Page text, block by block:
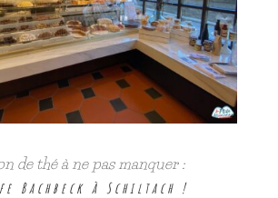
de thé à ne pas manquer :
Bachbeck à Schiltach !